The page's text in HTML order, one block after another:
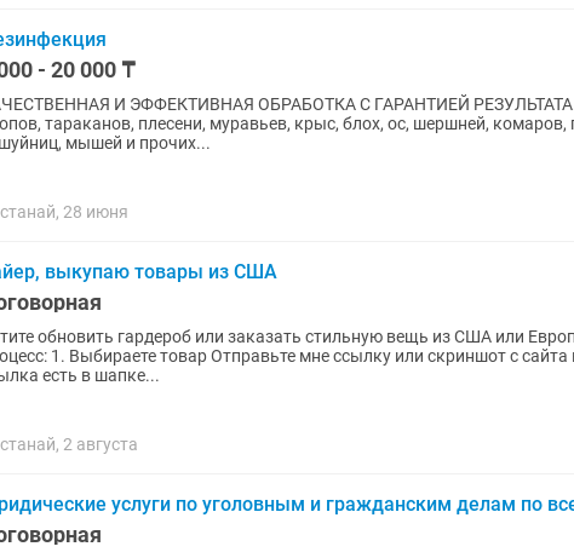
- 20 000 ₸
И ЭФФЕКТИВНАЯ ОБРАБОТКА C ГАРАНТИЕЙ РЕЗУЛЬТАТА.
тараканов, плесени, муравьев, крыс, блох, ос, шершней, комаров,
мышей и прочих...
28 июня
выкупаю товары из США
обновить гардероб или заказать стильную вещь из США или
мне ссылку или скриншот с сайта в Директ или в -
есть в шапке...
2 августа
услуги по уголовным и гражданским делам по